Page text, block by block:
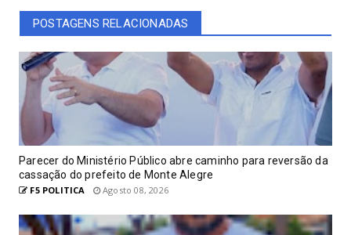
POSTAGENS RELACIONADAS
Parecer do Ministério Público abre caminho para reversão da
cassação do prefeito de Monte Alegre
F5 POLITICA Agosto 08, 2026